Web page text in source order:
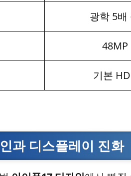
광학 5배
48MP
기본
과 디스플레이 진화